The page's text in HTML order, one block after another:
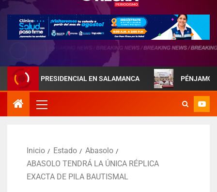
PRESIDENCIAL EN SALAMANCA PÉNJAMO
Inicio Estado
Abasolo
ABASOLO TENDRÁ LA ÚNICA RÉPLICA
EXACTA DE PILA BAUTISMAL